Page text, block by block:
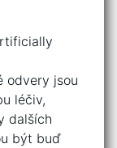
odvery jsou
léčiv,
dalších
být buď